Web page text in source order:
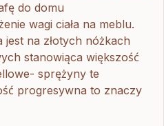
do domu
wagi ciała na meblu.
jest na złotych nóżkach
stanowiąca większość
sprężyny te
progresywna to znaczy